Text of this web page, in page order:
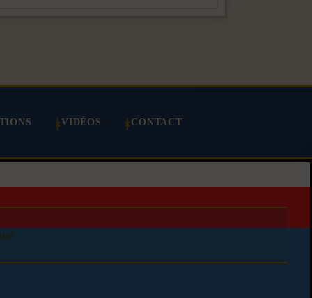
VIDÉOS CONTACT